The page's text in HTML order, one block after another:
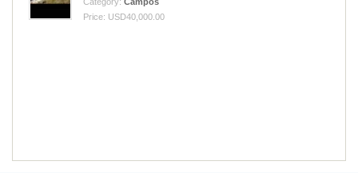
Price: USD40,000.00